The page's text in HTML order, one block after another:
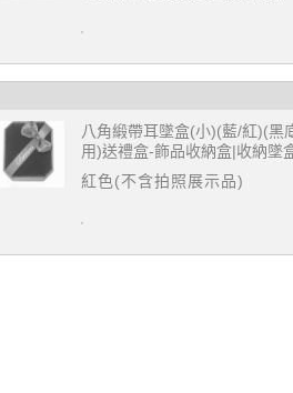
八角緞帶耳墜盒(小)(藍/紅)(黑
用)送禮盒-飾品收納盒|收納墜
紅色(不含拍照展示品)